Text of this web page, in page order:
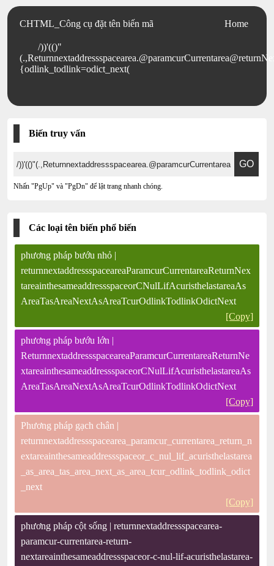
CHTML_Công cụ đặt tên biến mã
/))'(()"
{odlink_todlink=odict_next(
Home
Biến truy vấn
Nhấn "PgUp" và "PgDn" để lật trang nhanh chóng.
Các loại tên biến phổ biến
phương pháp bướu nhỏ |
returnnextaddressspaceareaParamcurCurrentareaReturnNex
tareainthesameaddressspaceorCNulLifAcuristhelastareaAs
AreaTasAreaNextAsAreaTcurOdlinkTodlinkOdictNext
[Copy]
phương pháp bướu lớn |
ReturnnextaddressspaceareaParamcurCurrentareaReturnNe
xtareainthesameaddressspaceorCNulLifAcuristhelastareaAs
AreaTasAreaNextAsAreaTcurOdlinkTodlinkOdictNext
[Copy]
Phương pháp gạch chân |
returnnextaddressspacearea_paramcur_currentarea_return_n
extareainthesameaddressspaceor_c_nul_lif_acuristhelastarea
_as_area_tas_area_next_as_area_tcur_odlink_todlink_odict
_next
[Copy]
phương pháp cột sống | returnnextaddressspacearea-
paramcur-currentarea-return-
nextareainthesameaddressspaceor-c-nul-lif-acuristhelastarea-